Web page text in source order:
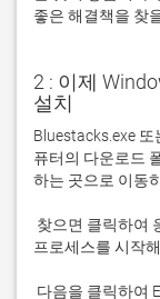
좋은 해결책을 찾
2 : 이제
설치
Bluestacks.exe
퓨터의 다운로드